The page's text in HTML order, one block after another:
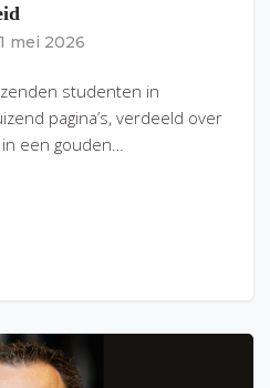
mei 2026
studenten in
pagina’s, verdeeld over
een gouden…